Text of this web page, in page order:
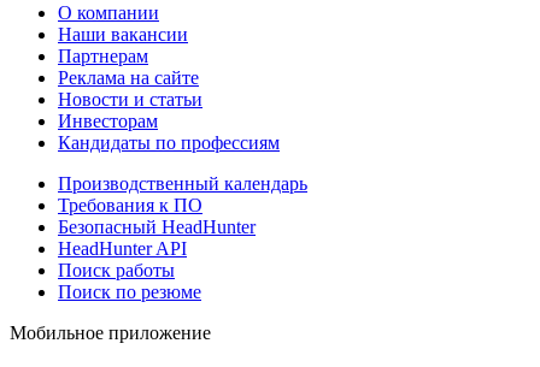
О компании
Наши вакансии
Партнерам
Реклама на сайте
Новости и статьи
Инвесторам
Кандидаты по профессиям
Производственный календарь
Требования к ПО
Безопасный HeadHunter
HeadHunter API
Поиск работы
Поиск по резюме
Мобильное приложение